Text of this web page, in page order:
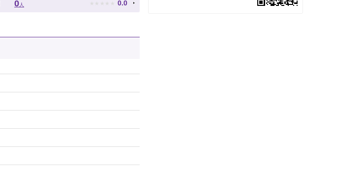
0 人 ★ ★ ★ ★ ★ 0.0